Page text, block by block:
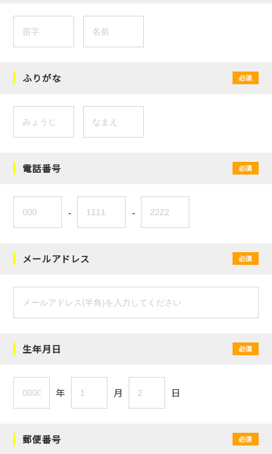
ふりがな 必須
電話番号 必須
- -
メールアドレス 必須
生年月日 必須
年 月 日
郵便番号 必須